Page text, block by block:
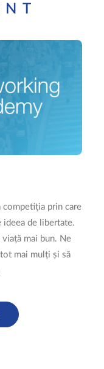
competiția prin care
ideea de libertate.
mai bun. Ne
mai mulți și să